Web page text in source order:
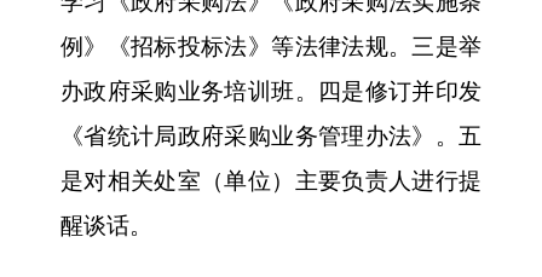
例》《招标投标法》等法律法规。三是举
办政府采购业务培训班。四是修订并印发
《省统计局政府采购业务管理办法》。五
是对相关处室（单位）主要负责人进行提
醒谈话。